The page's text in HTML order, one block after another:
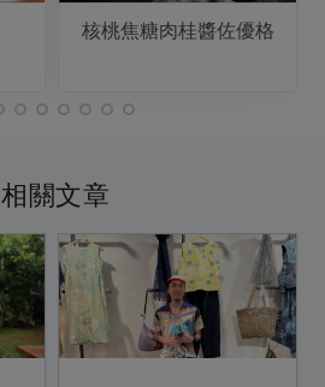
核桃焦糖肉桂醬佐優格
相關文章